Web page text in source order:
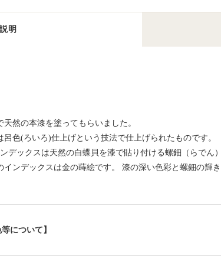
明
然の本漆を塗ってもらいました。
色(ろいろ)仕上げという技法で仕上げられたものです。
デックスは天然の白蝶貝を漆で貼り付ける螺鈿（らでん
ンデックスは金の蒔絵です。 漆の深い色彩と螺鈿の輝き
について】